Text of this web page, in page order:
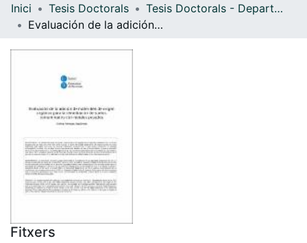
Navega per tot el DD
Inici Tesis Doctorals
Tesis Doctorals - Departament - Química Analítica
Evaluación de la adición de materiales de origen orgánico para la remediación de suelos contaminados con metales pesados
Fitxers